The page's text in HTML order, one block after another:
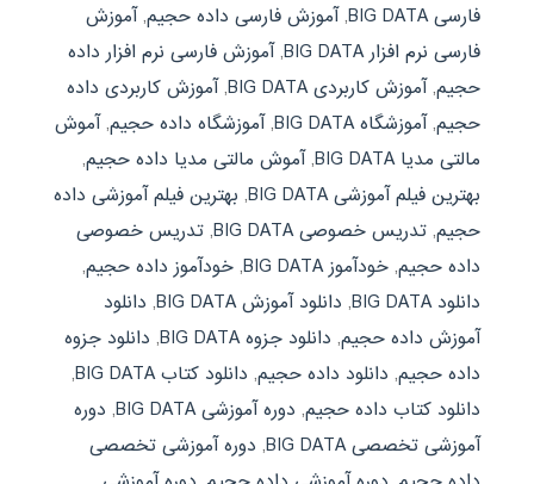
فارسی BIG DATA
,آموزش فارسی داده حجيم,آموزش
فارسی نرم افزار BIG DATA
,آموزش فارسی نرم افزار داده
حجيم,آموزش کاربردی BIG DATA ,آموزش کاربردی داده
حجيم,آموزشگاه BIG DATA ,آموزشگاه داده حجيم,آموش
مالتی مدیا BIG DATA
,آموش مالتی مدیا داده حجيم,
بهترین فیلم آموزشی BIG DATA
, بهترین فیلم آموزشی داده
حجيم, تدریس خصوصی BIG DATA , تدریس خصوصی
داده حجيم, خودآموز BIG DATA , خودآموز داده حجيم,
دانلود BIG DATA
, دانلود آموزش BIG DATA , دانلود
آموزش داده حجيم, دانلود جزوه BIG DATA , دانلود جزوه
داده حجيم, دانلود داده حجيم, دانلود کتاب BIG DATA
,
دانلود کتاب داده حجيم, دوره آموزشی BIG DATA , دوره
آموزشی تخصصی BIG DATA
, دوره آموزشی تخصصی